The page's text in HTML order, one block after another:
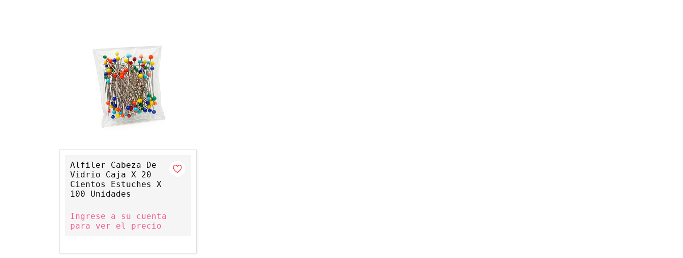
Alfiler Cabeza De
Vidrio Caja X 20
Cientos Estuches X
100 Unidades
Ingrese a su cuenta
para ver el precio